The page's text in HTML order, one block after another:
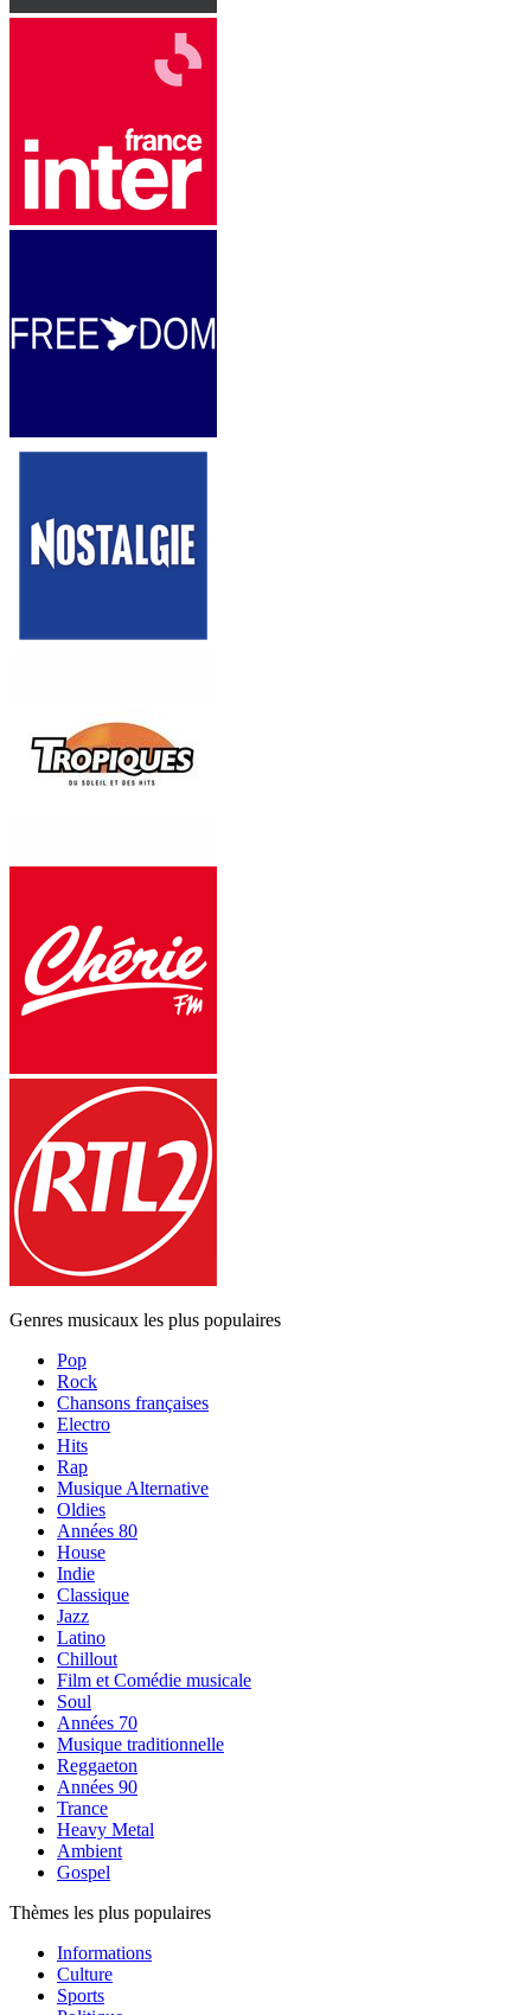
Genres musicaux les plus populaires
Pop
Rock
Chansons françaises
Electro
Hits
Rap
Musique Alternative
Oldies
Années 80
House
Indie
Classique
Jazz
Latino
Chillout
Film et Comédie musicale
Soul
Années 70
Musique traditionnelle
Reggaeton
Années 90
Trance
Heavy Metal
Ambient
Gospel
Thèmes les plus populaires
Informations
Culture
Sports